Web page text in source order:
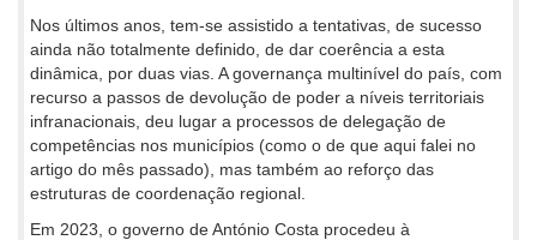
Nos últimos anos, tem-se assistido a tentativas, de sucesso
ainda não totalmente definido, de dar coerência a esta
dinâmica, por duas vias. A governança multinível do país, com
recurso a passos de devolução de poder a níveis territoriais
infranacionais, deu lugar a processos de delegação de
competências nos municípios (como o de que aqui falei no
artigo do mês passado), mas também ao reforço das
estruturas de coordenação regional.
Em 2023, o governo de António Costa procedeu à